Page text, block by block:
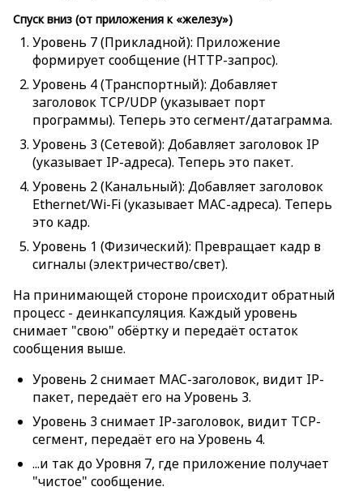
Спуск вниз (от приложения к «железу»)
Уровень 7 (Прикладной): Приложение
формирует сообщение (HTTP-запрос).
Уровень 4 (Транспортный): Добавляет
заголовок TCP/UDP (указывает порт
программы). Теперь это сегмент/датаграмма.
Уровень 3 (Сетевой): Добавляет заголовок IP
(указывает IP-адреса). Теперь это пакет.
Уровень 2 (Канальный): Добавляет заголовок
Ethernet/Wi-Fi (указывает MAC-адреса). Теперь
это кадр.
Уровень 1 (Физический): Превращает кадр в
сигналы (электричество/свет).
На принимающей стороне происходит обратный
процесс - деинкапсуляция. Каждый уровень
снимает "свою" обёртку и передаёт остаток
сообщения выше.
Уровень 2 снимает MAC-заголовок, видит IP-
пакет, передаёт его на Уровень 3.
Уровень 3 снимает IP-заголовок, видит TCP-
сегмент, передаёт его на Уровень 4.
...и так до Уровня 7, где приложение получает
"чистое" сообщение.